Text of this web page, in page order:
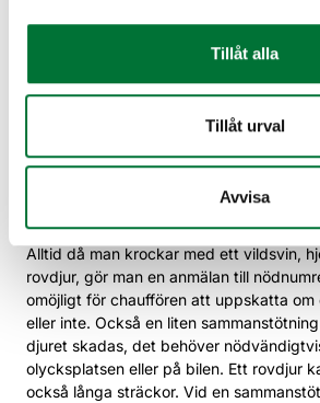
Tillåt alla
Tillåt urval
Avvisa
framifrån. Beträffande stora rovdjur
försiktig, för djuret känner sig lätt hotat
Om djuret dör vid kollisionen, är det
det bort från vägen oberoende av djur
vägrenen.
Alltid då man krockar med ett vildsvin,
rovdjur, gör man en anmälan till
omöjligt för chauffören att uppskatta om
eller inte. Också en liten
djuret skadas, det behöver
olycksplatsen eller på bilen. Ett rovdjur
också långa sträckor. Vid en